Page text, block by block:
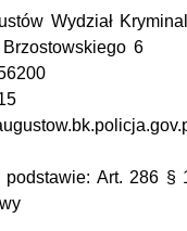
Wydział
6
podstawie: Art. 286 §